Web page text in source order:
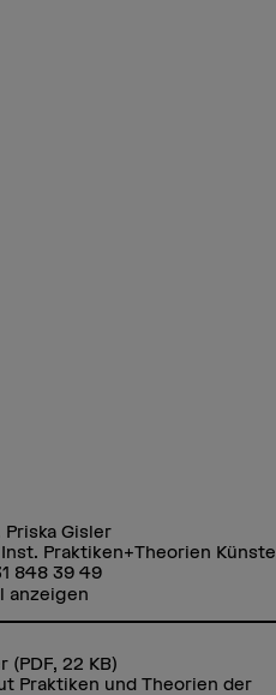
Priska Gisler
Praktiken+Theorien Künste
848 39 49
anzeigen
(PDF, 22 KB)
Praktiken und Theorien der